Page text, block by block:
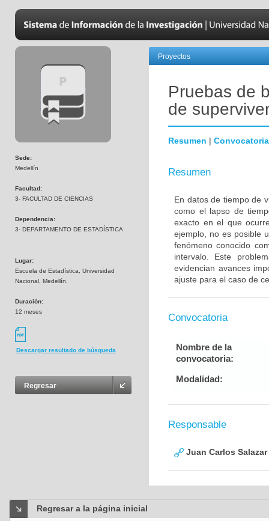
Sede:
Medellín
Facultad:
3- FACULTAD DE CIENCIAS
Dependencia:
3- DEPARTAMENTO DE ESTADÍSTICA
Lugar:
Escuela de Estadística, Universidad
Nacional, Medellín.
Duración:
12 meses
Descargar resultado de búsqueda
Regresar
Proyectos
Pruebas de
de
Resumen | Convocatoria
Resumen
En datos de tiempo de
como el lapso de
exacto en el que
ejemplo, no es posible
fenómeno conocido
intervalo. Este
evidencian avances
ajuste para el caso de
Convocatoria
Nombre de la
convocatoria:
Modalidad:
Responsable
Juan Carlos
Regresar a la página inicial